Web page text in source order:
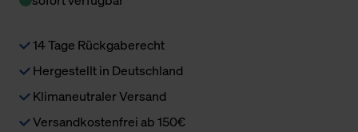
14 Tage Rückgaberecht
Hergestellt in Deutschland
Klimaneutraler Versand
Versandkostenfrei ab 150€